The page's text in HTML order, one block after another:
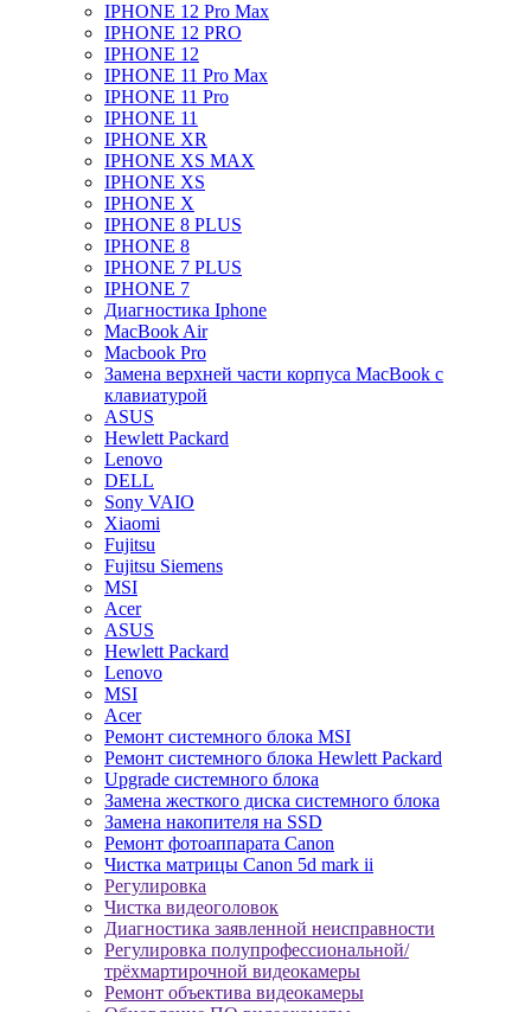
IPHONE 12 Pro Max
IPHONE 12 PRO
IPHONE 12
IPHONE 11 Pro Max
IPHONE 11 Pro
IPHONE 11
IPHONE XR
IPHONE XS MAX
IPHONE XS
IPHONE X
IPHONE 8 PLUS
IPHONE 8
IPHONE 7 PLUS
IPHONE 7
Диагностика Iphone
MacBook Air
Macbook Pro
Замена верхней части корпуса MacBook с
клавиатурой
ASUS
Hewlett Packard
Lenovo
DELL
Sony VAIO
Xiaomi
Fujitsu
Fujitsu Siemens
MSI
Acer
ASUS
Hewlett Packard
Lenovo
MSI
Acer
Ремонт системного блока MSI
Ремонт системного блока Hewlett Packard
Upgrade системного блока
Замена жесткого диска системного блока
Замена накопителя на SSD
Ремонт фотоаппарата Canon
Чистка матрицы Canon 5d mark ii
Регулировка
Чистка видеоголовок
Диагностика заявленной неисправности
Регулировка полупрофессиональной/
трёхмартирочной видеокамеры
Ремонт объектива видеокамеры